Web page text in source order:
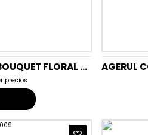
AGERUL COLGADOR BOLAS BOUQUET FLORAL (2X50GR) DUO PACK
precios